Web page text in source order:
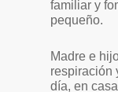
familiar y
pequeño.
Madre e
respiración
día, en